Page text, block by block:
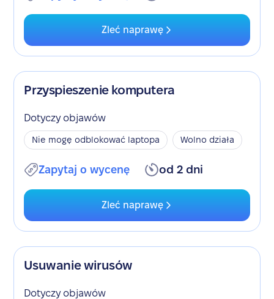
Zleć naprawę
Przyspieszenie komputera
Dotyczy objawów
Nie mogę odblokować laptopa Wolno działa
Zapytaj o wycenę od 2 dni
Zleć naprawę
Usuwanie wirusów
Dotyczy objawów